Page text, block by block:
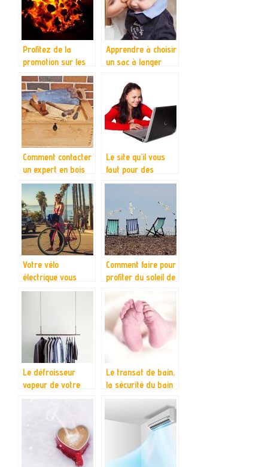
Profitez de la
promotion sur les
braseros
Apprendre à choisir
un sac à langer
Comment contacter
un expert en bois
pour la confection
d’un meuble ?
Le site qu’il vous
faut pour des
promos pour vos
vos enfants
Votre vélo
électrique vous
attend ici
Comment faire pour
profiter du soleil de
Le défroisseur
vapeur de votre
Le transat de bain,
la sécurité du bain